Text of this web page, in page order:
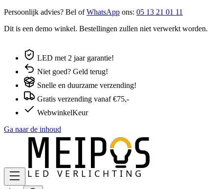
Persoonlijk advies? Bel ofWhatsApp ons: 05 13 21 01 11
Dit is een demo winkel. Bestellingen zullen niet verwerkt worden.
LED met 2 jaar garantie!
Niet goed? Geld terug!
Snelle en duurzame verzending!
Gratis verzending vanaf €75,-
WebwinkelKeur
Ga naar de inhoud